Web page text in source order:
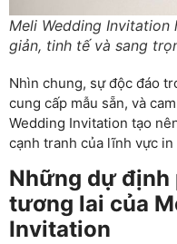
Meli Wedding
giản, tinh tế và sang
Nhìn chung, sự độc đáo
cung cấp mẫu sẵn, và
Wedding Invitation tạo
cạnh tranh của lĩnh vực
Những dự
tương lai của
Invitation